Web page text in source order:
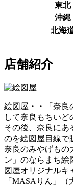
東北
沖縄
北海
店舗紹介
絵図屋・・「奈良
して奈良もちいど
その後、奈良にあ
のを絵図屋目線で
奈良のみやげもの
ン」のならまち絵
図屋オリジナルキ
「MASAりん」（